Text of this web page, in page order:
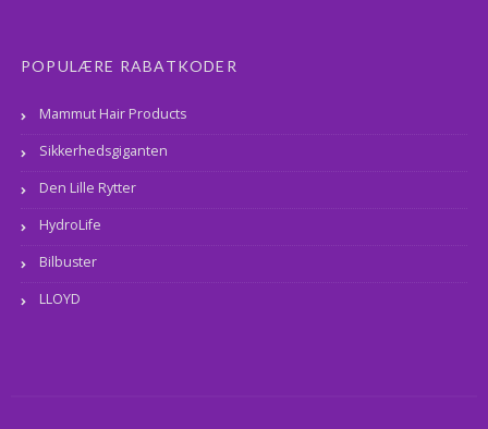
POPULÆRE RABATKODER
Mammut Hair Products
Sikkerhedsgiganten
Den Lille Rytter
HydroLife
Bilbuster
LLOYD